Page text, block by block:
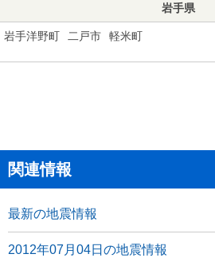
岩手県
岩手洋野町 二戸市 軽米町
関連情報
最新の地震情報
2012年07月04日の地震情報